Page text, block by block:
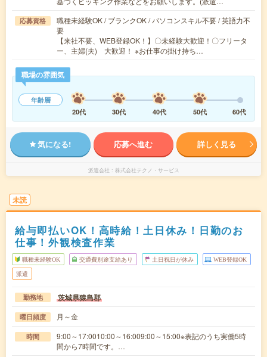
応募資格
職種未経験OK / ブランクOK / パソコンスキル不要 / 英語力不
要
【来社不要、WEB登録OK！】〇未経験大歓迎！〇フリータ
ー、主婦(夫) 大歓迎！ ※お仕事の掛け持ち…
職場の雰囲気
年齢層
20代
30代 40代 50代 60代
気になる! 応募へ進む 詳しく見る
派遣会社 株式会社テクノ・サービス
未読
給与即払いOK！高時給！土日休み！日勤のお
仕事！外観検査作業
職種未経験OK 交通費別途支給あり 土日祝日が休み WEB登録OK
派遣
勤務地 茨城県猿島郡
曜日頻度 月～金
時間
9:00～17:0010:00～16:009:00～15:00※表記のうち実働5時
間から7時間です。…